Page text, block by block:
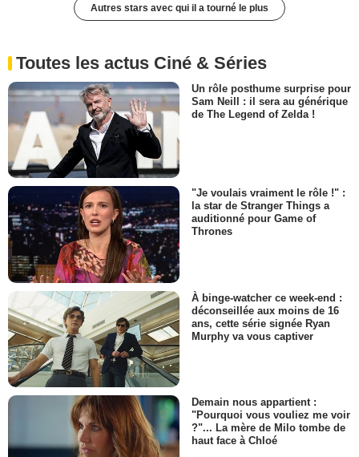
Autres stars avec qui il a tourné le plus
Toutes les actus Ciné & Séries
Un rôle posthume surprise pour
Sam Neill : il sera au générique
de The Legend of Zelda !
"Je voulais vraiment le rôle !" :
la star de Stranger Things a
auditionné pour Game of
Thrones
À binge-watcher ce week-end :
déconseillée aux moins de 16
ans, cette série signée Ryan
Murphy va vous captiver
Demain nous appartient :
"Pourquoi vous vouliez me voir
?"... La mère de Milo tombe de
haut face à Chloé